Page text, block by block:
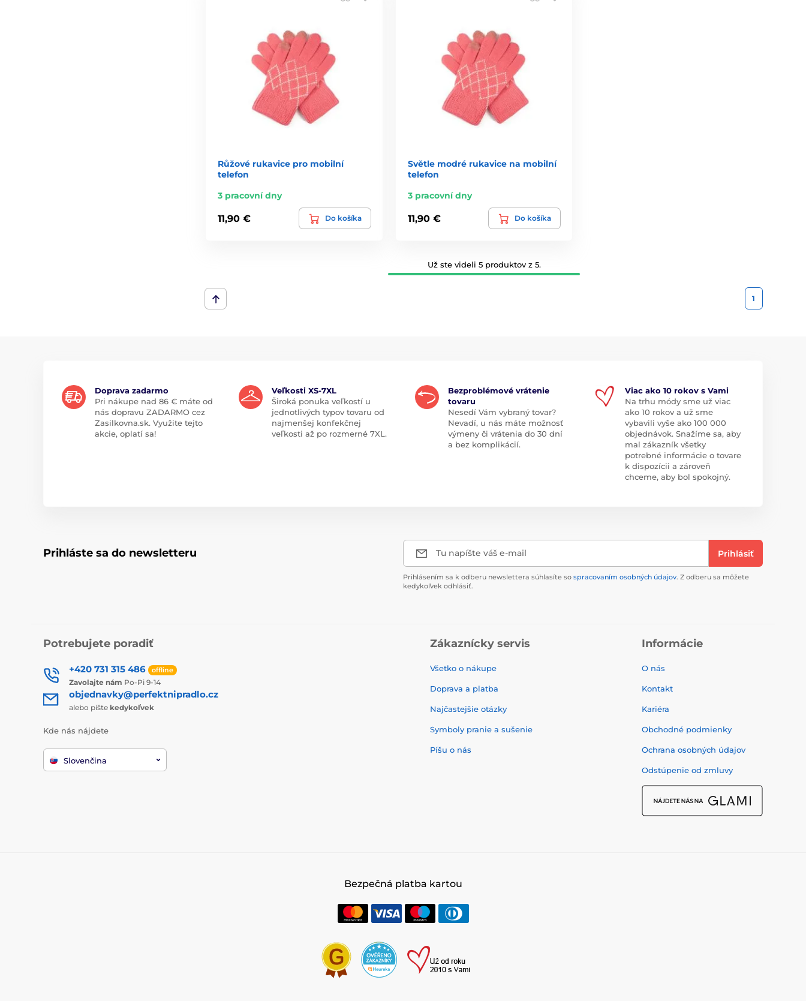
Růžové rukavice pro mobilní
telefon
3 pracovní dny
11,90 € Do košíka
Světle modré rukavice na mobilní
telefon
3 pracovní dny
11,90 € Do košíka
Už ste videli 5 produktov z 5.
1
Doprava zadarmo
Pri nákupe nad 86 € máte od
nás dopravu ZADARMO cez
Zasilkovna.sk. Využite tejto
akcie, oplatí sa!
Veľkosti XS-7XL
Široká ponuka veľkostí u
jednotlivých typov tovaru od
najmenšej konfekčnej
veľkosti až po rozmerné 7XL.
Bezproblémové vrátenie
tovaru
Nesedí Vám vybraný tovar?
Nevadí, u nás máte možnosť
výmeny či vrátenia do 30 dní
a bez komplikácií.
Viac ako 10 rokov s Vami
Na trhu módy sme už viac
ako 10 rokov a už sme
vybavili vyše ako 100 000
objednávok. Snažíme sa, aby
mal zákazník všetky
potrebné informácie o tovare
k dispozícii a zároveň
chceme, aby bol spokojný.
Prihláste sa do newsletteru Tu napíšte váš e-mail Prihlásiť
Prihlásením sa k odberu newslettera súhlasíte so spracovaním osobných údajov. Z odberu sa môžete
kedykoľvek odhlásiť.
Potrebujete poradiť
+420 731 315 486 offline
Zavolajte nám Po-Pi 9-14
objednavky@perfektnipradlo.cz
alebo píšte kedykoľvek
Kde nás nájdete
Slovenčina
Zákaznícky servis
Všetko o nákupe
Doprava a platba
Najčastejšie otázky
Symboly pranie a sušenie
Píšu o nás
Informácie
O nás
Kontakt
Kariéra
Obchodné podmienky
Ochrana osobných údajov
Odstúpenie od zmluvy
Bezpečná platba kartou